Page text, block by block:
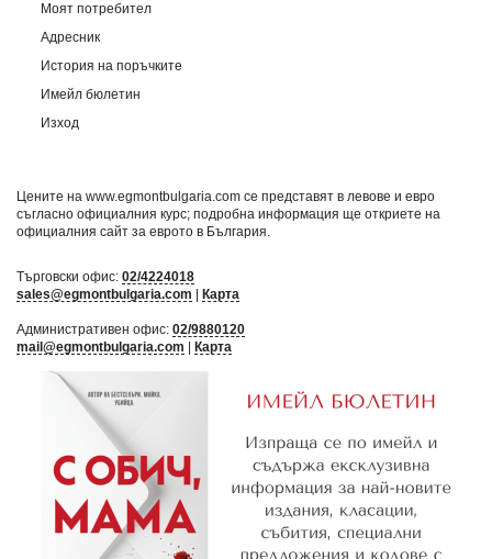
Моят потребител
Адресник
История на поръчките
Имейл бюлетин
Изход
Цените на www.egmontbulgaria.com се представят в левове и евро
съгласно официалния курс; подробна информация ще откриете на
официалния сайт за еврото в България
Търговски офис: 02/4224018
sales@egmontbulgaria.com
Карта
Административен офис: 02/9880120
mail@egmontbulgaria.com
Карта